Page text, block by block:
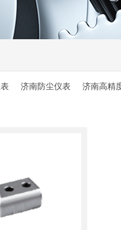
济南防尘仪表 济南高精